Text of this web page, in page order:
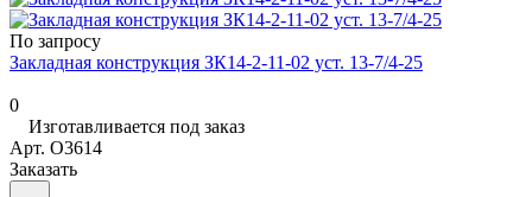
По запросу
Закладная конструкция ЗК14-2-11-02 уст. 13-7/4-25
0
Изготавливается под заказ
Арт. O3614
Заказать